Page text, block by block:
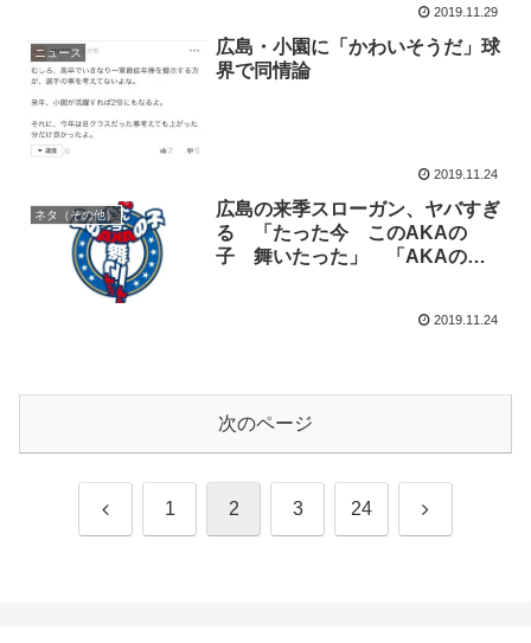
2019.11.29
ニュース
広島・小園に「かわいそうだ」球
界で同情論
2019.11.24
ネタ（その他）
広島の来季スローガン、ヤバすぎ
る 「たった今 このAKAの
子 舞いたった」 「AKAの
2019.11.24
次のページ
前 1 2 3 24 次